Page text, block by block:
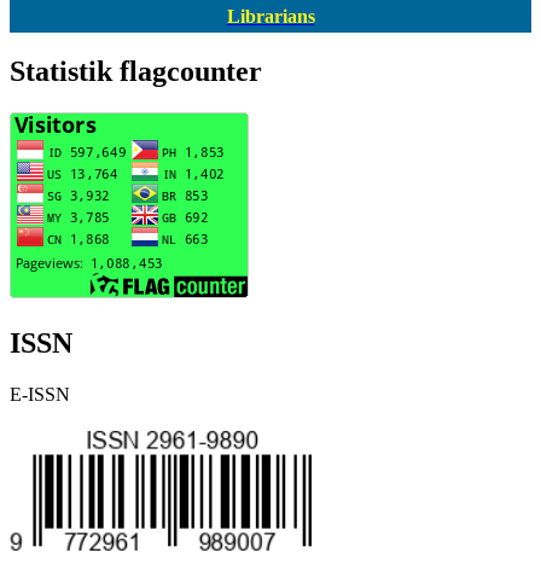
Librarians
Statistik flagcounter
ISSN
E-ISSN